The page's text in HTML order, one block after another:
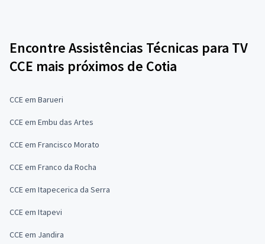
Encontre Assistências Técnicas para TV
CCE mais próximos de Cotia
CCE em Barueri
CCE em Embu das Artes
CCE em Francisco Morato
CCE em Franco da Rocha
CCE em Itapecerica da Serra
CCE em Itapevi
CCE em Jandira